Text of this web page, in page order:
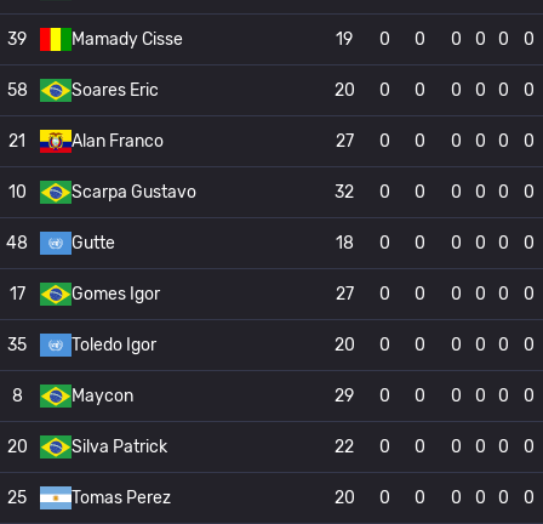
39 Mamady Cisse 19 0 0 0 0 0 0
58 Soares Eric 20 0 0 0 0 0 0
21 Alan Franco 27 0 0 0 0 0 0
10 Scarpa Gustavo 32 0 0 0 0 0 0
48 Gutte 18 0 0 0 0 0 0
17 Gomes Igor 27 0 0 0 0 0 0
35 Toledo Igor 20 0 0 0 0 0 0
8 Maycon 29 0 0 0 0 0 0
20 Silva Patrick 22 0 0 0 0 0 0
25 Tomas Perez 20 0 0 0 0 0 0